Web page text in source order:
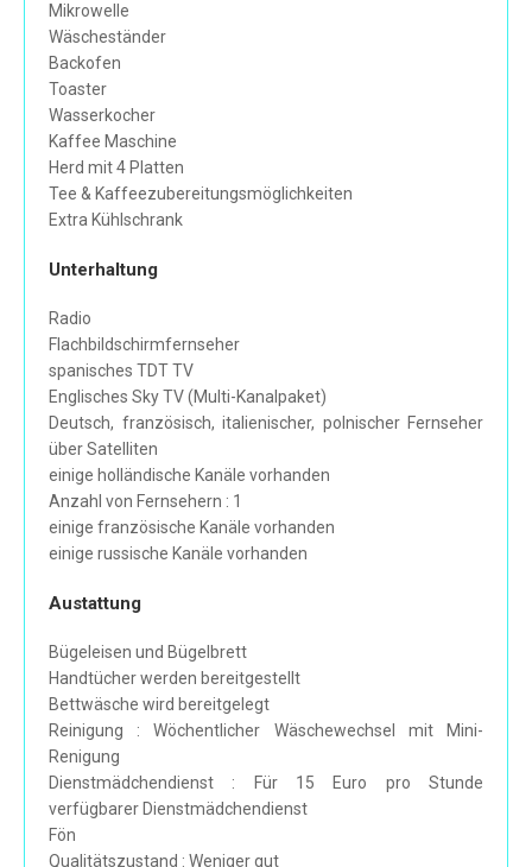
Mikrowelle
Wäscheständer
Backofen
Toaster
Wasserkocher
Kaffee Maschine
Herd mit 4 Platten
Tee & Kaffeezubereitungsmöglichkeiten
Extra Kühlschrank
Unterhaltung
Radio
Flachbildschirmfernseher
spanisches TDT TV
Englisches Sky TV (Multi-Kanalpaket)
Deutsch, französisch, italienischer, polnischer Fernseher
über Satelliten
einige holländische Kanäle vorhanden
Anzahl von Fernsehern : 1
einige französische Kanäle vorhanden
einige russische Kanäle vorhanden
Austattung
Bügeleisen und Bügelbrett
Handtücher werden bereitgestellt
Bettwäsche wird bereitgelegt
Reinigung : Wöchentlicher Wäschewechsel mit Mini-
Renigung
Dienstmädchendienst : Für 15 Euro pro Stunde
verfügbarer Dienstmädchendienst
Fön
Qualitätszustand : Weniger gut